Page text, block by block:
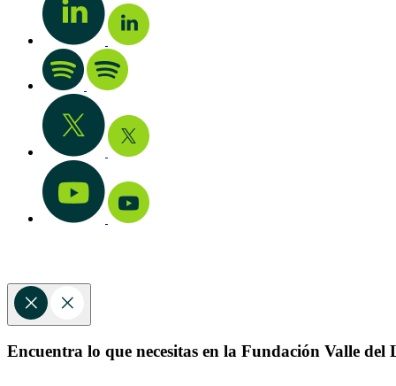
Encuentra lo que necesitas en la Fundación Valle del